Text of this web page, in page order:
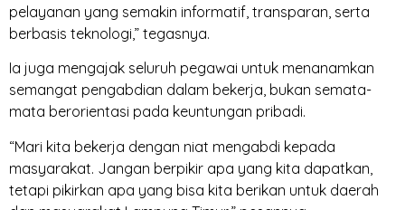
pelayanan yang semakin informatif, transparan, serta
berbasis teknologi,” tegasnya.
Ia juga mengajak seluruh pegawai untuk menanamkan
semangat pengabdian dalam bekerja, bukan semata-
mata berorientasi pada keuntungan pribadi.
“Mari kita bekerja dengan niat mengabdi kepada
masyarakat. Jangan berpikir apa yang kita dapatkan,
tetapi pikirkan apa yang bisa kita berikan untuk daerah